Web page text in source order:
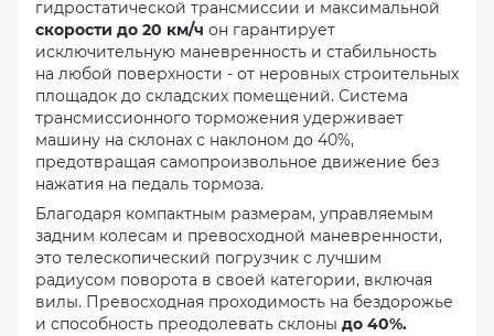
гидростатической трансмиссии и максимальной
скорости до 20 км/ч он гарантирует
исключительную маневренность и стабильность
на любой поверхности - от неровных строительных
площадок до складских помещений. Система
трансмиссионного торможения удерживает
машину на склонах с наклоном до 40%,
предотвращая самопроизвольное движение без
нажатия на педаль тормоза.
Благодаря компактным размерам, управляемым
задним колесам и превосходной маневренности,
это телескопический погрузчик с лучшим
радиусом поворота в своей категории, включая
вилы. Превосходная проходимость на бездорожье
и способность преодолевать склоны до 40%.